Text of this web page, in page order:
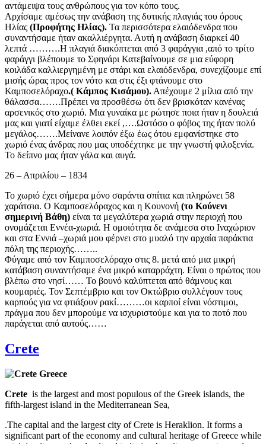
αντάμειψα τους ανθρώπους για τον κόπο τους.
Αρχίσαμε αμέσως την ανάβαση της δυτικής πλαγιάς του όρους
Ηλίας (Προφήτης Ηλίας). Τα περισσότερα ελαιόδενδρα που
συναντήσαμε ήταν ακαλλιέργητα. Αυτή η ανάβαση διαρκεί 40
λεπτά ……….Η πλαγιά διακόπτεται από 3 φαράγγια ,από το τρίτο
φαράγγι βλέπουμε το Σφηνάρι Κατεβαίνουμε σε μια εύφορη
κοιλάδα καλλιεργημένη με στάρι και ελαιόδενδρα, συνεχίζουμε επί
μισής ώρας προς τον νότο και στις έξι φτάνουμε στο
Καμποσελόραχο.( Κάμπος Κισάμου). Απέχουμε 2 μίλια από την
θάλασσα…….Πρέπει να προσθέσω ότι δεν βρισκόταν κανένας
αρσενικός στο χωριό. Μια γυναίκα με ρώτησε ποια ήταν η δουλειά
μας και γιατί είχαμε έλθει εκεί ,….Ωστόσο ο φόβος της ήταν πολύ
μεγάλος…….Μείνανε λοιπόν έξω έως ότου εμφανίστηκε στο
χωριό ένας άνδρας που μας υποδέχτηκε με την γνωστή φιλοξενία.
Το δείπνο μας ήταν γάλα και αυγά.
26 – Απριλίου – 1834
Το χωριό έχει σήμερα μόνο σαράντα σπίτια και πληρώνει 58
χαράτσια. Ο Καμποσελόραχος και η Κουνονή (το Κούνενι
σημερινή Βάθη) είναι τα μεγαλύτερα χωριά στην περιοχή που
ονομάζεται Εννέα-χωριά. Η ομοιότητα δε ανάμεσα στο Ιναχώριον
και στα Εννιά –χωριά μου φέρνει στο μυαλό την αρχαία παράκτια
πόλη της περιοχής……..
Φύγαμε από τον Καμποσελόραχο στις 8. μετά από μια μικρή
κατάβαση συναντήσαμε ένα μικρό καταρράχτη. Είναι ο πρώτος που
βλέπω στο νησί…… Το βουνό καλύπτεται από θάμνους και
κουμαριές. Τον Σεπτέμβριο και τον Οκτώβριο συλλέγουν τους
καρπούς για να φτιάξουν ρακί………οι καρποί είναι νόστιμοι,
πράγμα που δεν μπορούμε να ισχυριστούμε και για το ποτό που
παράγεται από αυτούς……
Crete
Crete is the largest and most populous of the Greek islands, the
fifth-largest island in the Mediterranean Sea,
.The capital and the largest city of Crete is Heraklion. It forms a
significant part of the economy and cultural heritage of Greece while